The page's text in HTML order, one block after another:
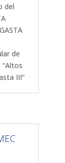
del
de
III”